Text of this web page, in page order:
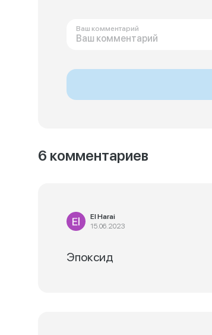
Ваш комментарий
6 комментариев
El Harai
15.06.2023
Эпоксид